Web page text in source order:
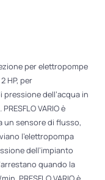
per elettropompe
HP, per
dell’acqua in
VARIO è
un sensore di flusso,
l’elettropompa
dell’impianto
quando la